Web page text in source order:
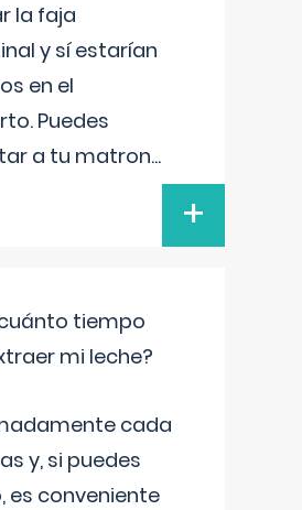
la faja
y sí estarían
en el
Puedes
a tu matron...
+
tiempo
mi leche?
cada
y, si puedes
es conveniente